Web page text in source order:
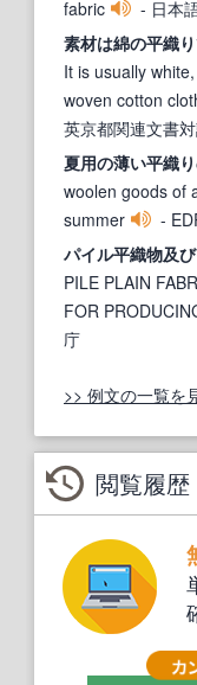
fabric
- 日本
素材は綿の平織
It is usually
woven cotton
英京都関連文書
夏用の薄い平織
woolen goods of
summer
-
パイル平織物及
PILE PLAIN
FOR
庁
>> 例文の一覧を
閲覧履歴